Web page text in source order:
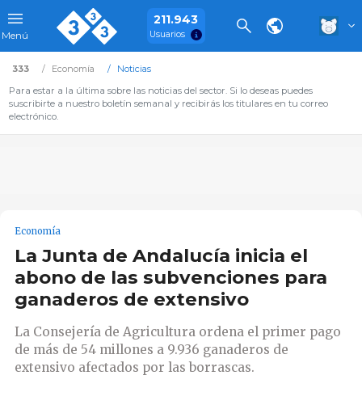
Menú
211.943
Usuarios
333 Economía
Noticias
Para estar a la última sobre las noticias del sector. Si lo deseas puedes
suscribirte a nuestro boletín semanal y recibirás los titulares en tu correo
electrónico.
Economía
La Junta de Andalucía inicia el
abono de las subvenciones para
ganaderos de extensivo
La Consejería de Agricultura ordena el primer pago
de más de 54 millones a 9.936 ganaderos de
extensivo afectados por las borrascas.